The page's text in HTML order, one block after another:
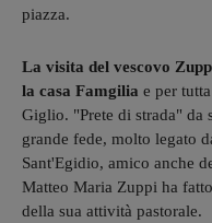
piazza.
La visita del vescovo
la casa Famgilia e per
Giglio. "Prete di strada"
grande fede, molto legato
Sant'Egidio, amico anche
Matteo Maria Zuppi ha
della sua attività pastorale.